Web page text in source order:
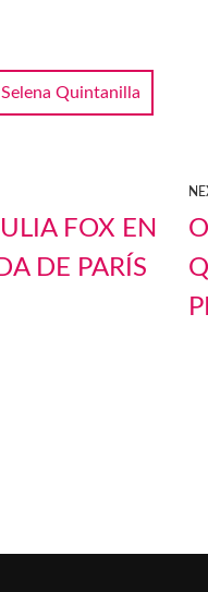
Selena Quintanilla
FOX EN
DE PARÍS